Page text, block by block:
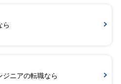
ら
ジニアの転職なら